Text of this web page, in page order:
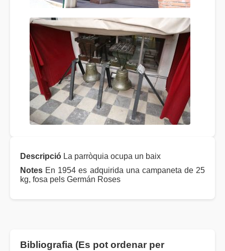
Descripció La parròquia ocupa un baix
Notes En 1954 es adquirida una campaneta de 25
kg, fosa pels Germán Roses
Bibliografia (Es pot ordenar per